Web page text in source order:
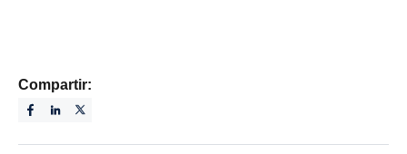
Compartir: